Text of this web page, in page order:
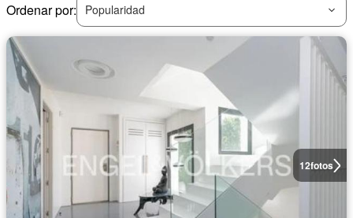
Ordenar por:
Popularidad
12fotos